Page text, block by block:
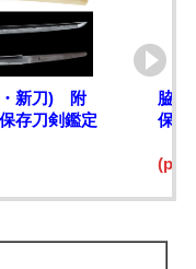
新刀) 附
存刀剣鑑定
脇指
保存